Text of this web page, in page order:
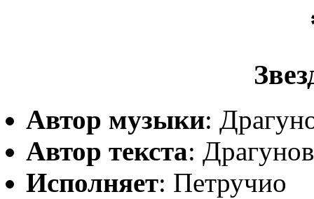
Автор музыки:
Автор текста:
Исполняет: Петручио